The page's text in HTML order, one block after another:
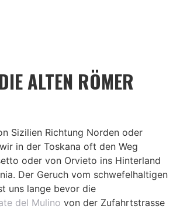
ALTEN RÖMER
Sizilien Richtung Norden oder
in der Toskana oft den Weg
oder von Orvieto ins Hinterland
Der Geruch vom schwefelhaltigen
uns lange bevor die
del Mulino von der Zufahrtstrasse